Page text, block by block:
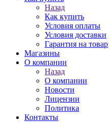
Назад
Как купить
Условия оплаты
Условия доставки
Гарантия на товар
Магазины
О компании
Назад
О компании
Новости
Лицензии
Политика
Контакты